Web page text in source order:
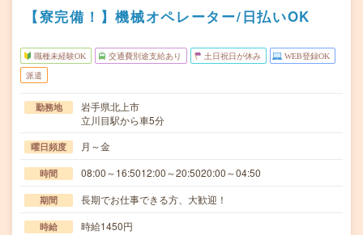
【寮完備！】機械オペレーター/日払いOK
職種未経験OK 交通費別途支給あり 土日祝日が休み WEB登録OK
派遣
勤務地
岩手県北上市
立川目駅から車5分
曜日頻度 月～金
時間 08:00～16:5012:00～20:5020:00～04:50
期間 長期でお仕事できる方、大歓迎！
時給 時給1450円